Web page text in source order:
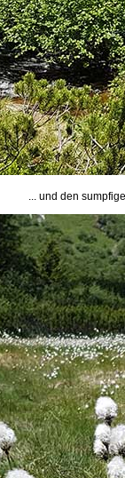
... und den